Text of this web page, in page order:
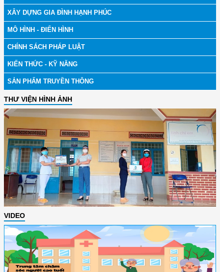
XÂY DỰNG GIA ĐÌNH HẠNH PHÚC
MÔ HÌNH - ĐIỂN HÌNH
CHÍNH SÁCH PHÁP LUẬT
KIẾN THỨC - KỸ NĂNG
SẢN PHẨM TRUYỀN THÔNG
THƯ VIỆN HÌNH ẢNH
VIDEO